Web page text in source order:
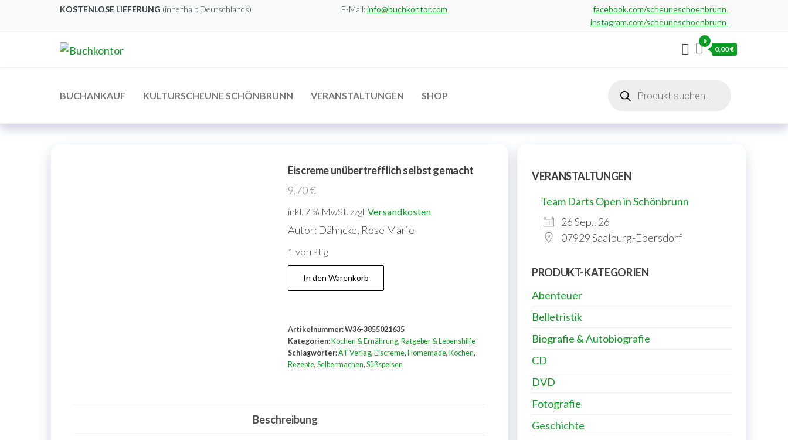
KOSTENLOSE LIEFERUNG (innerhalb Deutschlands) E-Mail:info@buchkontor.com
facebook.com/scheuneschoenbrunn
instagram.com/scheuneschoenbrunn
0
0,00 €
BUCHANKAUF KULTURSCHEUNE SCHÖNBRUNN VERANSTALTUNGEN SHOP
search
Eiscreme unübertrefflich selbst gemacht
9,70€
inkl. 7 % MwSt. zzgl. Versandkosten
Autor: Dähncke, Rose Marie
1 vorrätig
Eiscreme
unübertrefflich
Menge
In den Warenkorb
Artikelnummer:W36-3855021635
Kategorien: Kochen & Ernährung, Ratgeber & Lebenshilfe
Schlagwörter:AT Verlag, Eiscreme, Homemade, Kochen,
Rezepte, Selbermachen, Süßspeisen
Beschreibung
VERANSTALTUNGEN
Team Darts Open in Schönbrunn
26 Sep.. 26
07929 Saalburg-Ebersdorf
PRODUKT-KATEGORIEN
Abenteuer
Belletristik
Biografie & Autobiografie
CD
DVD
Fotografie
Geschichte